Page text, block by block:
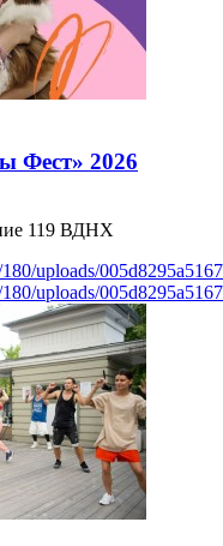
Фест» 2026
119 ВДНХ
uploads/
uploads/